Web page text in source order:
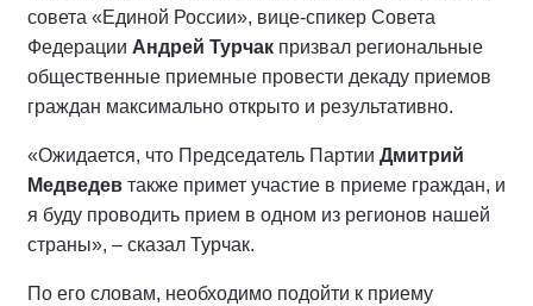
совета «Единой России», вице-спикер Совета
Федерации Андрей Турчак призвал региональные
общественные приемные провести декаду приемов
граждан максимально открыто и результативно.
«Ожидается, что Председатель Партии Дмитрий
Медведев также примет участие в приеме граждан, и
я буду проводить прием в одном из регионов нашей
страны», – сказал Турчак.
По его словам, необходимо подойти к приему